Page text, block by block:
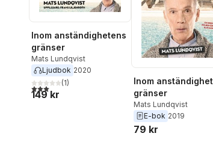
Inom anständighetens
gränser
Mats Lundqvist
Ljudbok 2020
3,0utav 5 stjärnor. Totalt antal röster:
(1)
149 kr
Inom
gränser
Mats Lundqvist
E-bok 2019
79 kr